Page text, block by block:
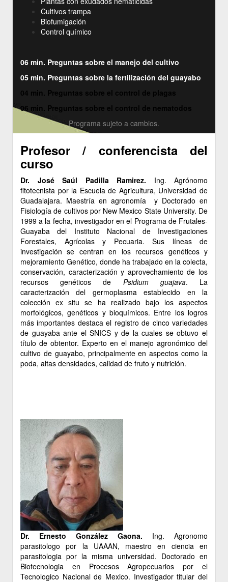
Cultivos trampa
Biofumigación
Control químico
06 min. Preguntas sobre el manejo del cultivo
05 min. Preguntas sobre la fertilización del guayabo
04 min. Preguntas sobre el control de plagas
06 min. Preguntas sobre el control de nematodos
Programa sujeto a cambios.
Profesor / conferencista del
curso
Dr. José Saúl Padilla Ramirez. Ing. Agrónomo
fitotecnista por la Escuela de Agricultura, Universidad de
Guadalajara. Maestría en agronomía y Doctorado en
Fisiología de cultivos por New Mexico State University. De
1999 a la fecha, investigador en el Programa de Frutales-
Guayaba del Instituto Nacional de Investigaciones
Forestales, Agrícolas y Pecuaria. Sus líneas de
investigación se centran en los recursos genéticos y
mejoramiento Genético, donde ha trabajado en la colecta,
conservación, caracterización y aprovechamiento de los
recursos genéticos de Psidium guajava. La
caracterización del germoplasma establecido en la
colección ex situ se ha realizado bajo los aspectos
morfológicos, genéticos y bioquímicos. Entre los logros
más importantes destaca el registro de cinco variedades
de guayaba ante el SNICS y de la cuales se obtuvo el
título de obtentor. Experto en el manejo agronómico del
cultivo de guayabo, principalmente en aspectos como la
poda, altas densidades, calidad de fruto y nutrición.
Dr. Ernesto González Gaona. Ing. Agronomo
parasitologo por la UAAAN, maestro en ciencia en
parasitologia por la misma universidad. Doctorado en
Biotecnologia en Procesos Agropecuarios por el
Tecnologico Nacional de Mexico. Investigador titular del